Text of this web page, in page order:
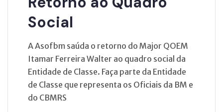
Social
A Asofbm saúda o retorno do Major QOEM
Itamar Ferreira Walter ao quadro social da
Entidade de Classe. Faça parte da Entidade
de Classe que representa os Oficiais da BM e
do CBMRS